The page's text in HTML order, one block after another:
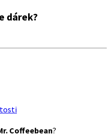
dárek?
Coffeebean?